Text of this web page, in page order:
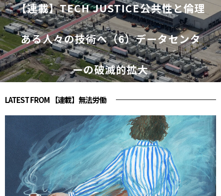
【連載】TECH JUSTICE――公共性と倫理
ある人々の技術へ（6）データセンタ
ーの破滅的拡大
LATEST FROM 【連載】無法労働